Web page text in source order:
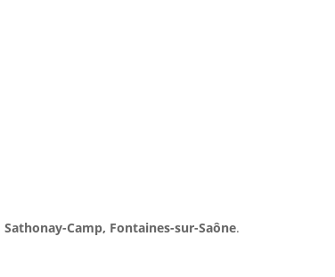
Camp, Fontaines-sur-Saône.